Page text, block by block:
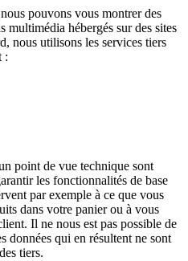
pouvons vous montrer des
multimédia hébergés sur des sites
nous utilisons les services tiers
:
point de vue technique sont
les fonctionnalités de base
par exemple à ce que vous
dans votre panier ou à vous
Il ne nous est pas possible de
données qui en résultent ne sont
tiers.